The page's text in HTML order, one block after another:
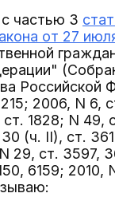
частью 3
от 27
Российской
2006, N 6,
ст. 1828; N
30 (ч. II), ст.
29, ст. 3597,
6159; 2010,